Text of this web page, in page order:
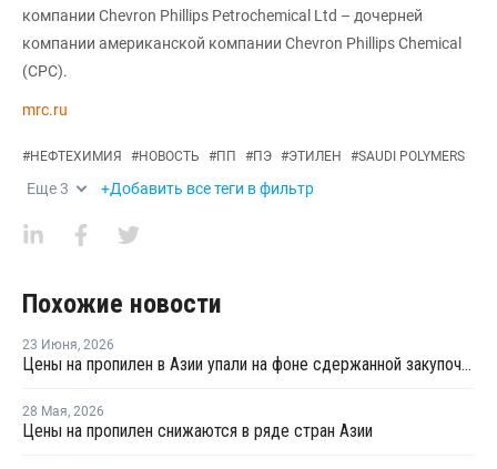
компании Chevron Phillips Petrochemical Ltd – дочерней
компании американской компании Chevron Phillips Chemical
(CPC).
mrc.ru
#НЕФТЕХИМИЯ #НОВОСТЬ #ПП #ПЭ #ЭТИЛЕН #SAUDI POLYMERS
Еще3 +Добавить все теги в фильтр
Похожие новости
23 Июня, 2026
Цены на пропилен в Азии упали на фоне сдержанной закупочной активности
28 Мая, 2026
Цены на пропилен снижаются в ряде стран Азии